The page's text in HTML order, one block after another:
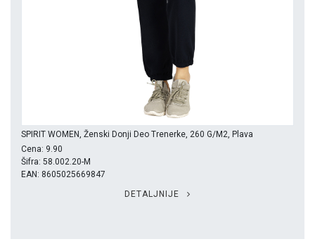
SPIRIT WOMEN, Ženski Donji Deo Trenerke, 260 G/m2, Plava
Cena: 9.90
Šifra: 58.002.20-M
EAN: 8605025669847
DETALJNIJE